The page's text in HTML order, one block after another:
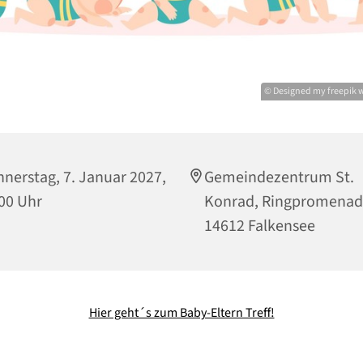
© Designed my freepik
7. Januar 2027,
Uhr
Gemeindezentrum St.
Konrad,
14612 Falkensee
Hier geht´s zum Baby-Eltern Treff!